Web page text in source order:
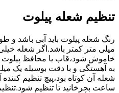
تنظیم شعله پیلوت
میلی متر کمتر باشد.اگر شعله
خاموش شود،قاب یا محافظ پیلوت
به آهستگی و با دقت بوسیله یک
شعله آن کوتاه بود،پیچ تنظیم
ساعت بچرخانید تا تنظیم